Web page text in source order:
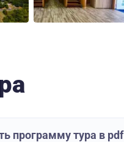
программу тура в pdf